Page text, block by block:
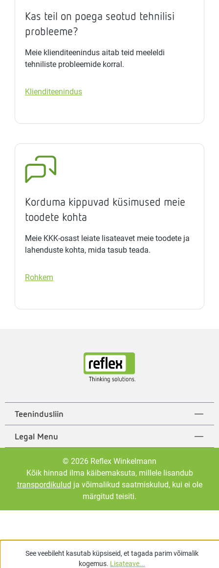
Kas teil on poega seotud tehnilisi
probleeme?
Meie klienditeenindus aitab teid meeleldi
tehniliste probleemide korral.
Klienditeenindus
Korduma kippuvad küsimused meie
toodete kohta
Meie KKK-osast leiate lisateavet meie toodete ja
lahenduste kohta, mida tasub teada.
Rohkem
Teenindusliin
Legal Menu
© 2026 Reflex Winkelmann
Kõik hinnad ilma käibemaksuta, millele lisandub
transpordikulud ja võimalikud saatmiskulud, kui ei ole
märgitud teisiti.
See veebileht kasutab küpsiseid, et tagada parim võimalik
kogemus. Lisateave...